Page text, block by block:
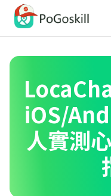
iOS/
人實測